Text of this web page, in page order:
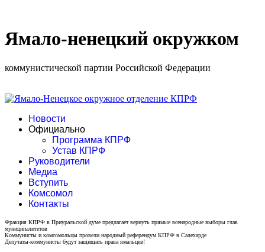
Ямало-ненецкий окружком
коммунистической партии Российской Федерации
Новости
Официально
Программа КПРФ
Устав КПРФ
Руководители
Медиа
Вступить
Комсомол
Контакты
Фракция КПРФ в Приуральской думе предлагает вернуть прямые всенародные выборы глав
муниципалитетов
Коммунисты и комсомольцы провели народный референдум КПРФ в Салехарде
Депутаты-коммунисты будут защищать права ямальцев!